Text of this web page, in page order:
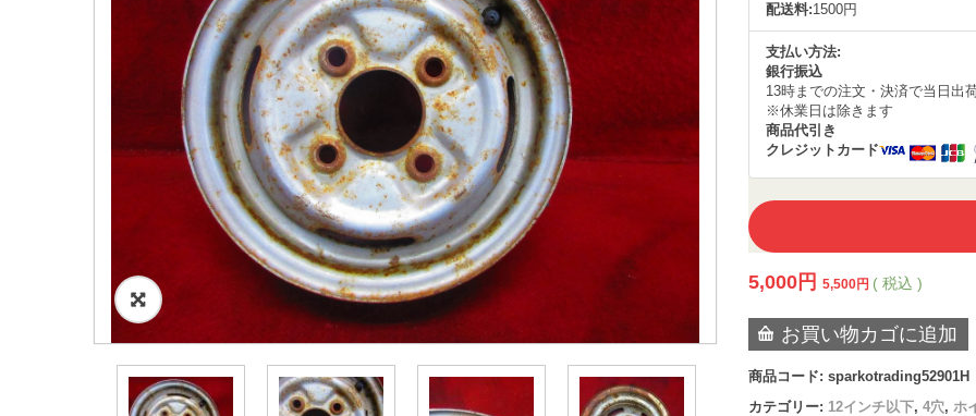
配送料:1500円
支払い方法:
銀行振込
13時までの注文・決済で当日出
※休業日は除きます
商品代引き
クレジットカード
5,000 円 5,500円 ( 税込 )
お買い物カゴに追加
商品コード: sparkotrading52901H
カテゴリー: 12インチ以下, 4穴, ホ